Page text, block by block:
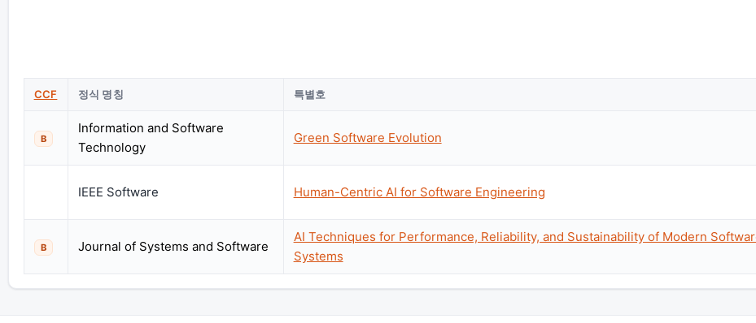
CCF 정식 명칭 특별호
B
Information and Software
Technology
Green Software Evolution
IEEE Software Human-Centric AI for Software Engineering
B Journal of Systems and Software
AI Techniques for Performance, Reliability, and Sustainability of Modern
Systems